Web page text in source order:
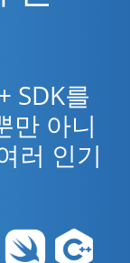
SDK를
만 아니
러 인기